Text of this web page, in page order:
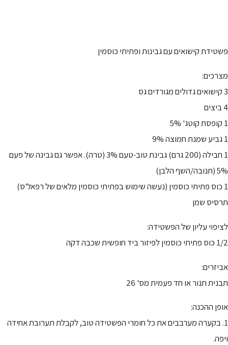
פשטידת קישואים עם גבינות ופתיתי כוסמין
מצרכים:
3 קישואים גדולים מגורדים גס
4 ביצים
1 קופסת קוטג' 5%
1 גביע שמנת חמוצה 9%
1 חבילה (200 גרם) גבינת טוב-טעם 3% (טרה). אפשר גם גבינה של פעם
5% (תנובה/השף הלבן)
1 כוס פתיתי כוסמין (נעשה שימוש בפתיתי כוסמין מלאים של רפאל'ס)
תרסיס שמן
לציפוי עליון של הפשטידה:
1/2 כוס פתיתי כוסמין לפיזור ביד חופשית שכבה דקה
אביזרים:
תבנית תנור או חד פעמית מס' 26
אופן ההכנה:
1. בקערה מערבבים את כל חומרי הפשטידה טוב, לקבלת תערובת אחידה
ויפה.